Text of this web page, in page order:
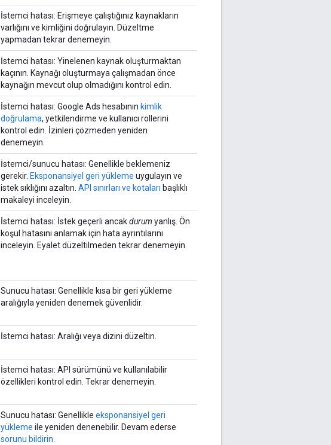
İstemci hatası: Erişmeye çalıştığınız kaynakların
varlığını ve kimliğini doğrulayın. Düzeltme
yapmadan tekrar denemeyin.
İstemci hatası: Yinelenen kaynak oluşturmaktan
kaçının. Kaynağı oluşturmaya çalışmadan önce
kaynağın mevcut olup olmadığını kontrol edin.
İstemci hatası: Google Ads hesabının kimlik
doğrulama, yetkilendirme ve kullanıcı rollerini
kontrol edin. İzinleri çözmeden yeniden
denemeyin.
İstemci/sunucu hatası: Genellikle beklemeniz
gerekir. Eksponansiyel geri yükleme uygulayın ve
istek sıklığını azaltın. API sınırları ve kotaları başlıklı
makaleyi inceleyin.
İstemci hatası: İstek geçerli ancakdurum yanlış. Ön
koşul hatasını anlamak için hata ayrıntılarını
inceleyin. Eyalet düzeltilmeden tekrar denemeyin.
Sunucu hatası: Genellikle kısa bir geri yükleme
aralığıyla yeniden denemek güvenlidir.
İstemci hatası: Aralığı veya dizini düzeltin.
İstemci hatası: API sürümünü ve kullanılabilir
özellikleri kontrol edin. Tekrar denemeyin.
Sunucu hatası: Genellikle eksponansiyel geri
yükleme ile yeniden denenebilir. Devam ederse
sorunu bildirin